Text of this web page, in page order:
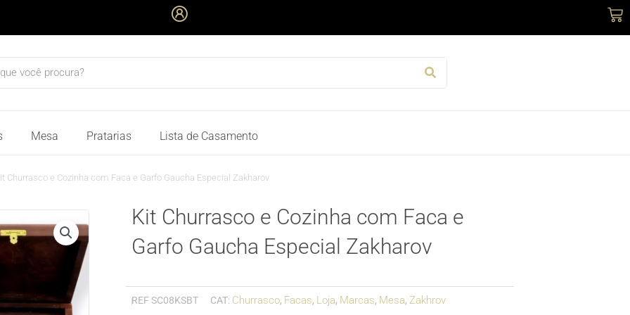
Mesa Pratarias Lista de Casamento
Churrasco e Cozinha com Faca e Garfo Gaucha Especial Zakharov
Kit Churrasco e Cozinha com Faca e
Garfo Gaucha Especial Zakharov
REFSC08KSBT CAT: Churrasco, Facas, Loja, Marcas, Mesa, Zakhrov